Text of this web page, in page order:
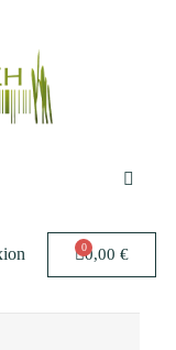
0,00 €